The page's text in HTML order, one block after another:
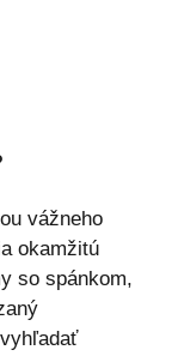
vážneho
okamžitú
so spánkom,